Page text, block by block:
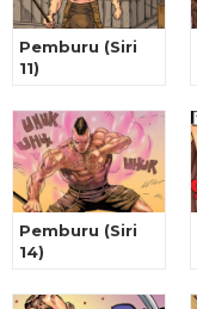
Pemburu (Siri
11)
Pemburu (Siri
14)